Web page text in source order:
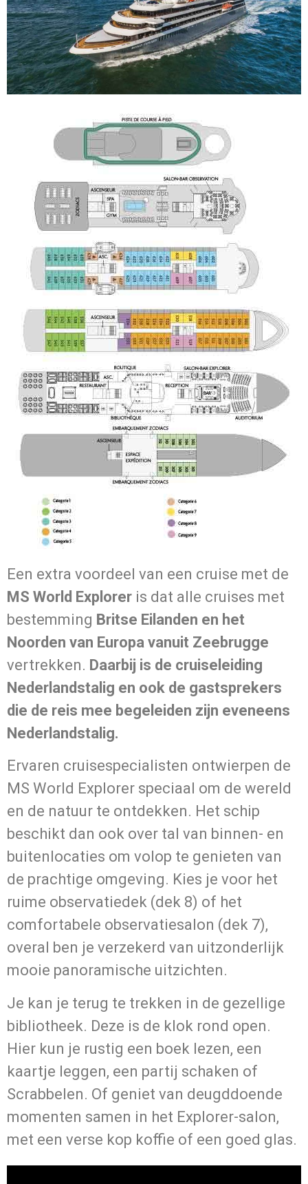
Een extra voordeel van een cruise met de
MS World Explorer is dat alle cruises met
bestemming Britse Eilanden en het
Noorden van Europa vanuit Zeebrugge
vertrekken. Daarbij is de cruiseleiding
Nederlandstalig en ook de gastsprekers
die de reis mee begeleiden zijn eveneens
Nederlandstalig.
Ervaren cruisespecialisten ontwierpen de
MS World Explorer speciaal om de wereld
en de natuur te ontdekken. Het schip
beschikt dan ook over tal van binnen- en
buitenlocaties om volop te genieten van
de prachtige omgeving. Kies je voor het
ruime observatiedek (dek 8) of het
comfortabele observatiesalon (dek 7),
overal ben je verzekerd van uitzonderlijk
mooie panoramische uitzichten.
Je kan je terug te trekken in de gezellige
bibliotheek. Deze is de klok rond open.
Hier kun je rustig een boek lezen, een
kaartje leggen, een partij schaken of
Scrabbelen. Of geniet van deugddoende
momenten samen in het Explorer-salon,
met een verse kop koffie of een goed glas.